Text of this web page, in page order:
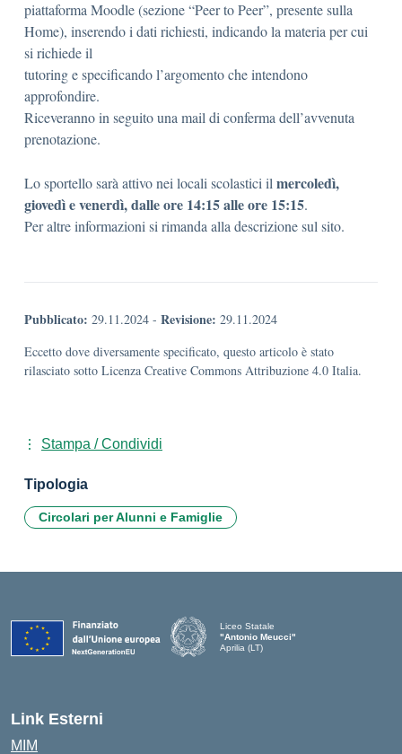
piattaforma Moodle (sezione “Peer to Peer”, presente sulla
Home), inserendo i dati richiesti, indicando la materia per cui
si richiede il
tutoring e specificando l’argomento che intendono
approfondire.
Riceveranno in seguito una mail di conferma dell’avvenuta
prenotazione.
Lo sportello sarà attivo nei locali scolastici il mercoledì,
giovedì e venerdì, dalle ore 14:15 alle ore 15:15.
Per altre informazioni si rimanda alla descrizione sul sito.
Pubblicato: 29.11.2024 - Revisione: 29.11.2024
Eccetto dove diversamente specificato, questo articolo è stato
rilasciato sotto Licenza Creative Commons Attribuzione 4.0 Italia.
Stampa / Condividi
Tipologia
Circolari per Alunni e Famiglie
Liceo Statale
"Antonio Meucci"
Aprilia (LT)
Link Esterni
MIM